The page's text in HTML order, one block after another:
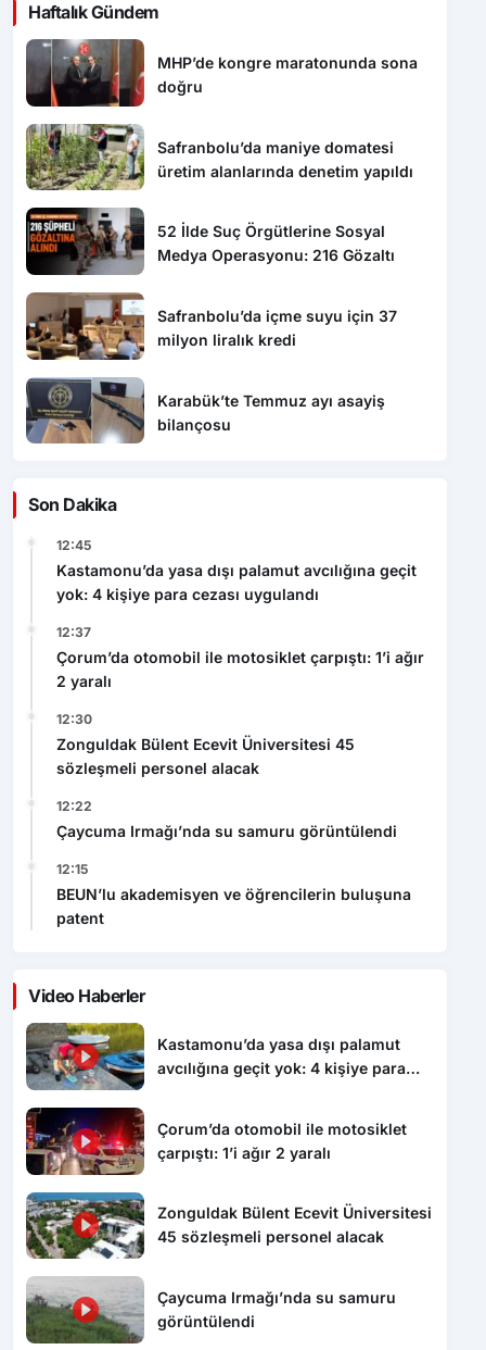
Haftalık Gündem
MHP’de kongre maratonunda sona
doğru
Safranbolu’da maniye domatesi
üretim alanlarında denetim yapıldı
52 İlde Suç Örgütlerine Sosyal
Medya Operasyonu: 216 Gözaltı
Safranbolu’da içme suyu için 37
milyon liralık kredi
Karabük’te Temmuz ayı asayiş
bilançosu
Son Dakika
12:45
Kastamonu’da yasa dışı palamut avcılığına geçit
yok: 4 kişiye para cezası uygulandı
12:37
Çorum’da otomobil ile motosiklet çarpıştı: 1’i ağır
2 yaralı
12:30
Zonguldak Bülent Ecevit Üniversitesi 45
sözleşmeli personel alacak
12:22
Çaycuma Irmağı’nda su samuru görüntülendi
12:15
BEUN’lu akademisyen ve öğrencilerin buluşuna
patent
Video Haberler
Kastamonu’da yasa dışı palamut
avcılığına geçit yok: 4 kişiye para
Çorum’da otomobil ile motosiklet
çarpıştı: 1’i ağır 2 yaralı
Zonguldak Bülent Ecevit Üniversitesi
45 sözleşmeli personel alacak
Çaycuma Irmağı’nda su samuru
görüntülendi